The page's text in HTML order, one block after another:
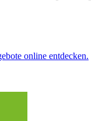
online entdecken.